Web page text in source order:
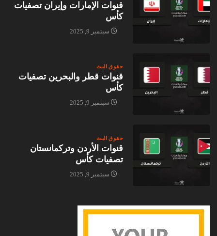
قنوات الإمارات وإيران تصفيات
كأس
سبتمبر 9, 2025
حقوق البث
قنوات قطر والبحرين تصفيات
كأس
سبتمبر 9, 2025
حقوق البث
قنوات الأردن وتركمانستان
تصفيات كأس
سبتمبر 9, 2025